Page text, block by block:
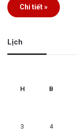
Chi tiết »
Lịch
H B
3 4